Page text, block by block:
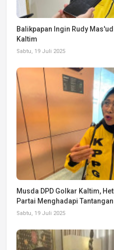
Balikpapan Ingin Rudy
Kaltim
Sabtu, 19 Juli 2025
Musda DPD Golkar Kaltim,
Partai Menghadapi
Sabtu, 19 Juli 2025